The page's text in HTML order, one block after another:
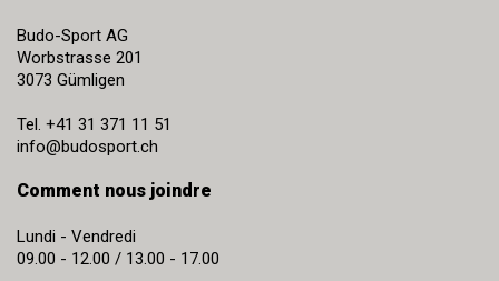
Budo-Sport AG
Worbstrasse 201
3073 Gümligen
Tel. +41 31 371 11 51
info@budosport.ch
Comment nous joindre
Lundi - Vendredi
09.00 - 12.00 / 13.00 - 17.00